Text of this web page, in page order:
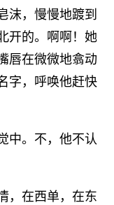
沫，慢慢地踱到
开的。啊啊！她
唇在微微地翕动
字，呼唤他赶快
中。不，他不认
，在西单，在东